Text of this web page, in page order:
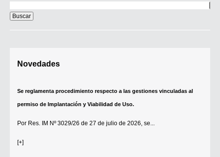
en
este
sitio:
Novedades
Se reglamenta procedimiento respecto a las gestiones vinculadas al
permiso de Implantación y Viabilidad de Uso.
Por Res. IM Nº 3029/26 de 27 de julio de 2026, se...
[+]